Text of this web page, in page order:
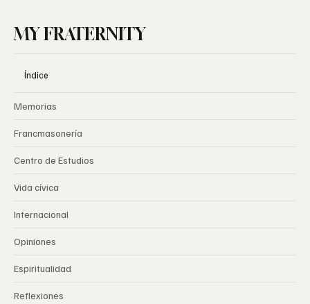
MY FRATERNITY
Índice
Memorias
Francmasonería
Centro de Estudios
Vida cívica
Internacional
Opiniones
Espiritualidad
Reflexiones